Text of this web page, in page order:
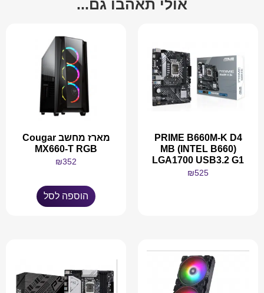
אולי תאהבו גם...
PRIME B660M-K D4
MB (INTEL B660)
LGA1700 USB3.2 G1
₪525
מארז מחשב Cougar
MX660-T RGB
₪352
הוספה לסל